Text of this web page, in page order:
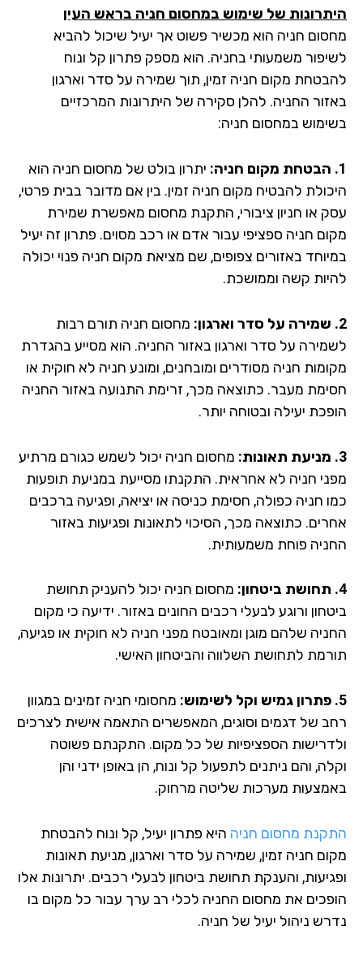
של שימוש במחסום חניה בראש העין
חניה הוא מכשיר פשוט אך יעיל שיכול להביא
משמעותי בחניה. הוא מספק פתרון קל ונוח
מקום חניה זמין, תוך שמירה על סדר וארגון
החניה. להלן סקירה של היתרונות המרכזיים
במחסום חניה:
יתרון בולט של מחסום חניה הוא
להבטיח מקום חניה זמין. בין אם מדובר בבית פרטי,
או חניון ציבורי, התקנת מחסום מאפשרת שמירת
חניה ספציפי עבור אדם או רכב מסוים. פתרון זה יעיל
באזורים צפופים, שם מציאת מקום חניה פנוי יכולה
קשה וממושכת.
מחסום חניה תורם רבות
על סדר וארגון באזור החניה. הוא מסייע בהגדרת
חניה מסודרים ומובחנים, ומונע חניה לא חוקית או
מעבר. כתוצאה מכך, זרימת התנועה באזור החניה
יעילה ובטוחה יותר.
מחסום חניה יכול לשמש כגורם מרתיע
חניה לא אחראית. התקנתו מסייעת במניעת תופעות
חניה כפולה, חסימת כניסה או יציאה, ופגיעה ברכבים
כתוצאה מכך, הסיכוי לתאונות ופגיעות באזור
פוחת משמעותית.
מחסום חניה יכול להעניק תחושת
ורוגע לבעלי רכבים החונים באזור. ידיעה כי מקום
שלהם מוגן ומאובטח מפני חניה לא חוקית או פגיעה,
לתחושת השלווה והביטחון האישי.
מחסומי חניה זמינים במגוון
של דגמים וסוגים, המאפשרים התאמה אישית לצרכים
הספציפיות של כל מקום. התקנתם פשוטה
והם ניתנים לתפעול קל ונוח, הן באופן ידני והן
מערכות שליטה מרחוק.
מחסום חניה היא פתרון יעיל, קל ונוח להבטחת
חניה זמין, שמירה על סדר וארגון, מניעת תאונות
והענקת תחושת ביטחון לבעלי רכבים. יתרונות אלו
את מחסום החניה לכלי רב ערך עבור כל מקום בו
ניהול יעיל של חניה.